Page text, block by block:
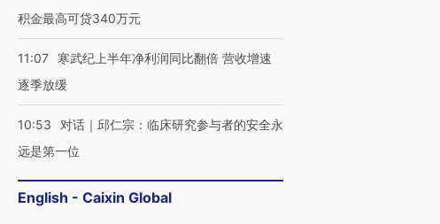
积金最高可贷340万元
11:07
寒武纪上半年净利润同比翻倍 营收增速
逐季放缓
10:53
对话｜邱仁宗：临床研究参与者的安全永
远是第一位
English - Caixin Global